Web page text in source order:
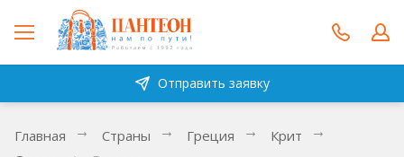
Отправить заявку
Главная Страны Греция
Крит